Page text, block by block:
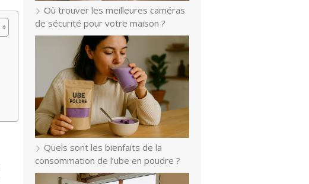
Où trouver les meilleures caméras
de sécurité pour votre maison ?
Quels sont les bienfaits de la
consommation de l’ube en poudre ?